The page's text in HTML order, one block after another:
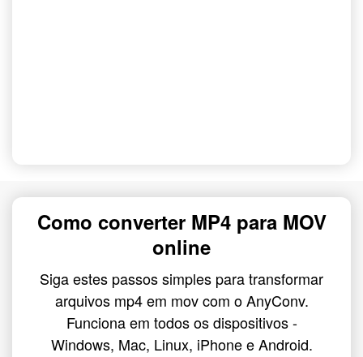
Como converter MP4 para MOV
online
Siga estes passos simples para transformar
arquivos mp4 em mov com o AnyConv.
Funciona em todos os dispositivos -
Windows, Mac, Linux, iPhone e Android.